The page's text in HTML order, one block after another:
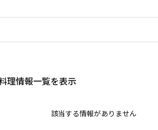
理情報一覧を表示
該当する情報がありません